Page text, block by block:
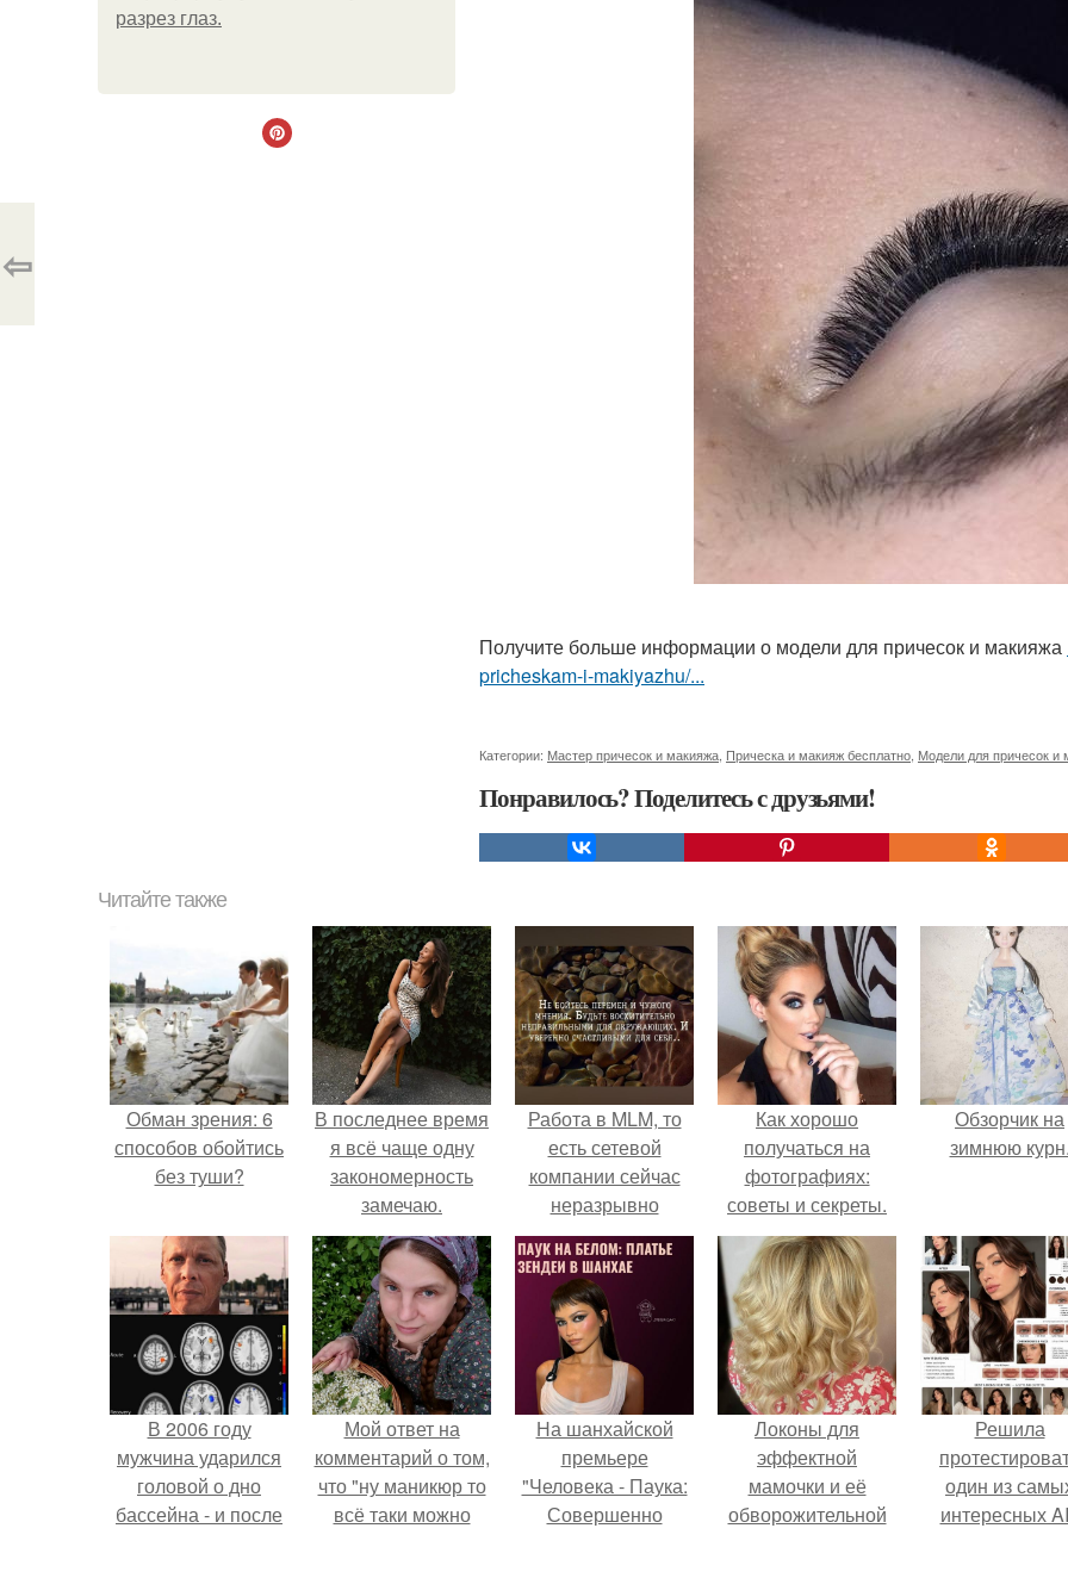
разрез глаз.
Получите больше информации о модели для причесок и макияжа
pricheskam-i-makiyazhu/...
Категории: Мастер причесок и макияжа Прическа и макияж бесплатно Модели для причесок и
Понравилось? Поделитесь с друзьями!
⇦
Читайте также
Обман зрения: 6
способов обойтись
без туши?
В последнее время
я всё чаще одну
закономерность
замечаю.
Работа в MLM, то
есть сетевой
компании сейчас
неразрывно
связана с создание
своего контента,
своей страницы в
соц сетях.
Как хорошо
получаться на
фотографиях:
советы и секреты.
Обзорчик на
зимнюю
В 2006 году
мужчина ударился
головой о дно
бассейна - и после
Мой ответ на
комментарий о том,
что "ну маникюр то
всё таки можно
На шанхайской
премьере
"Человека - Паука:
Совершенно
Локоны для
эффектной
мамочки и её
обворожительной
Решила
один из
интересных